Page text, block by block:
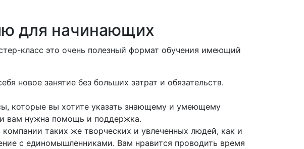
для начинающих
класс это очень полезный формат обучения имеющий
новое занятие без больших затрат и обязательств.
которые вы хотите указать знающему и умеющему
вам нужна помощь и поддержка.
таких же творческих и увлеченных людей, как и
с единомышленниками. Вам нравится проводить время